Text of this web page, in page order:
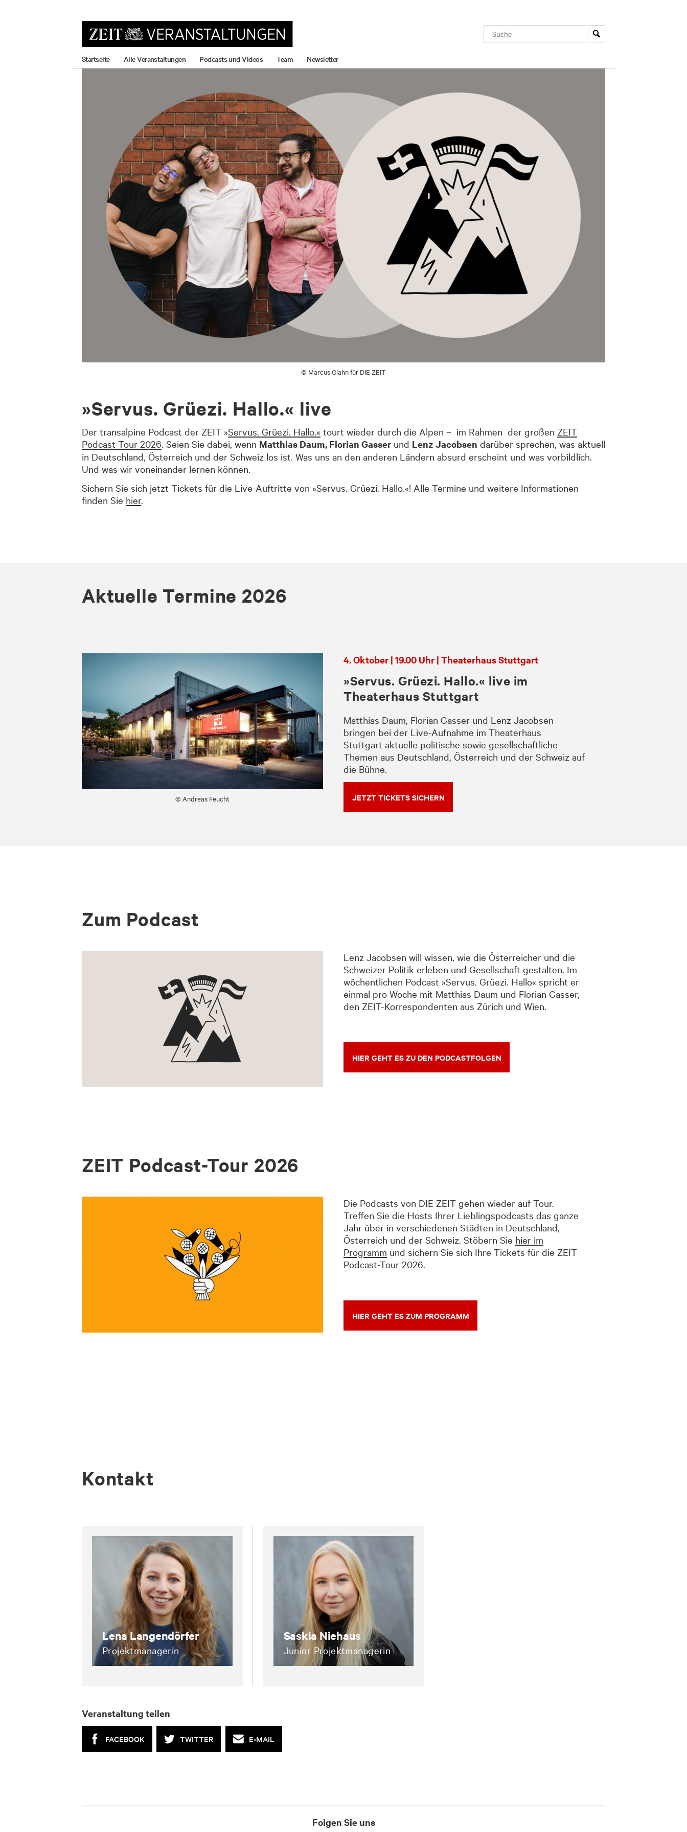
Startseite Alle Veranstaltungen Podcasts und Videos Team Newsletter
© Marcus Glahn für DIE ZEIT
»Servus. Grüezi. Hallo.« live
Der transalpine Podcast der ZEIT »Servus. Grüezi. Hallo.« tourt wieder durch die Alpen – im Rahmen der großen ZEIT
Podcast-Tour 2026. Seien Sie dabei, wenn Matthias Daum, Florian Gasser und Lenz Jacobsen darüber sprechen, was aktuell
in Deutschland, Österreich und der Schweiz los ist. Was uns an den anderen Ländern absurd erscheint und was vorbildlich.
Und was wir voneinander lernen können.
Sichern Sie sich jetzt Tickets für die Live-Auftritte von »Servus. Grüezi. Hallo.«! Alle Termine und weitere Informationen
finden Sie hier.
Aktuelle Termine 2026
© Andreas Feucht
4. Oktober | 19.00 Uhr | Theaterhaus Stuttgart
»Servus. Grüezi. Hallo.« live im
Theaterhaus Stuttgart
Matthias Daum, Florian Gasser und Lenz Jacobsen
bringen bei der Live-Aufnahme im Theaterhaus
Stuttgart aktuelle politische sowie gesellschaftliche
Themen aus Deutschland, Österreich und der Schweiz auf
die Bühne.
JETZT TICKETS SICHERN
Zum Pod­cast
Lenz Jacobsen will wissen, wie die Österreicher und die
Schweizer Politik erleben und Gesellschaft gestalten. Im
wöchentlichen Podcast »Servus. Grüezi. Hallo« spricht er
einmal pro Woche mit Matthias Daum und Florian Gasser,
den ZEIT-Korrespondenten aus Zürich und Wien.
HIER GEHT ES ZU DEN PODCASTFOLGEN
ZEIT Pod­cast-Tour 2026
Die Podcasts von DIE ZEIT gehen wieder auf Tour.
Treffen Sie die Hosts Ihrer Lieblingspodcasts das ganze
Jahr über in verschiedenen Städten in Deutschland,
Österreich und der Schweiz. Stöbern Sie hier im
Programm und sichern Sie sich Ihre Tickets für die ZEIT
Podcast-Tour 2026.
HIER GEHT ES ZUM PROGRAMM
Kontakt
Lena Langendörfer
Projektmanagerin
lena.langendoerfer@zeit.de
Saskia Niehaus
Junior Projektmanagerin
saskia.niehaus@zeit.de
Veranstaltung teilen
FACEBOOK TWITTER E-MAIL
Folgen Sie uns